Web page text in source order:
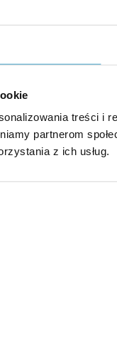
treści i
partnerom
z ich usług.